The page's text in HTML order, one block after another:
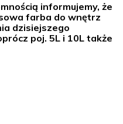
informujemy, że
farba do wnętrz
dzisiejszego
poj. 5L i 10L także